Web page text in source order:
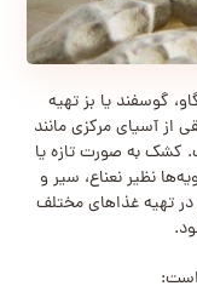
گوسفند یا بز تهیه
از آسیای مرکزی مانند
کشک به صورت تازه یا
نظیر نعناع، سیر و
تهیه غذاهای مختلف